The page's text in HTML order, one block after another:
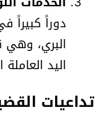
دوراً كبيراً
البري،
اليد العاملة
تداعيات